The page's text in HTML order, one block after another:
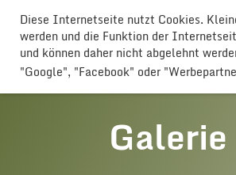
Diese Internetseite nutzt Cookies.
werden und die Funktion der
und können daher nicht abgelehnt
"Google", "Facebook" oder
Galerie